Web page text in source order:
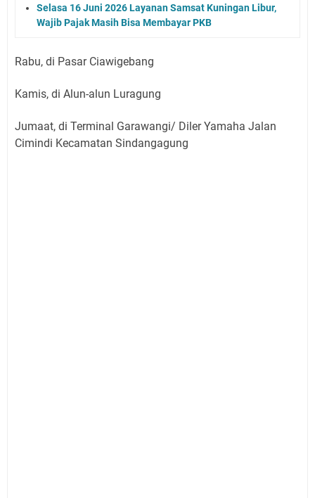
Selasa 16 Juni 2026 Layanan Samsat Kuningan Libur,
Wajib Pajak Masih Bisa Membayar PKB
Rabu, di Pasar Ciawigebang
Kamis, di Alun-alun Luragung
Jumaat, di Terminal Garawangi/ Diler Yamaha Jalan
Cimindi Kecamatan Sindangagung